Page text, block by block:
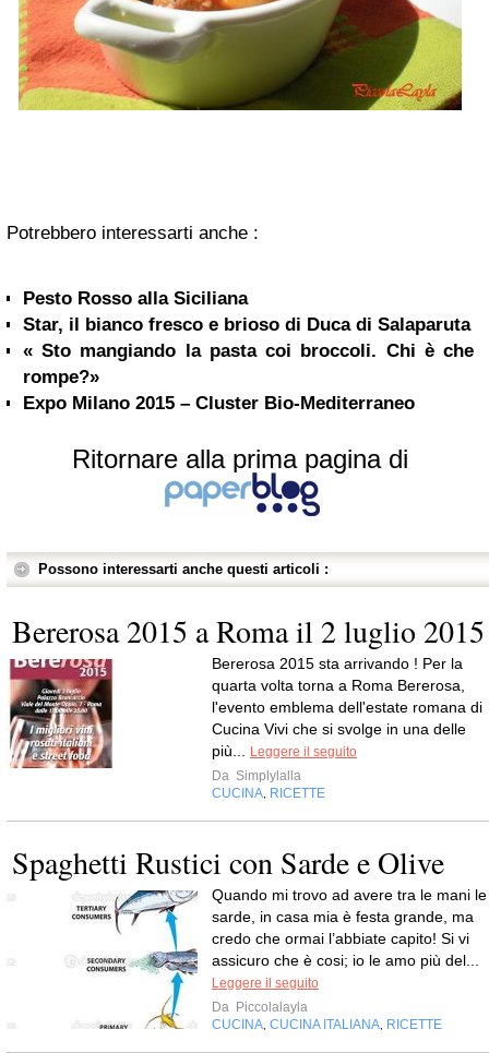
Potrebbero interessarti anche :
Pesto Rosso alla Siciliana
Star, il bianco fresco e brioso di Duca di Salaparuta
« Sto mangiando la pasta coi broccoli. Chi è che
rompe?»
Expo Milano 2015 – Cluster Bio-Mediterraneo
Ritornare alla prima pagina di
Possono interessarti anche questi articoli :
Bererosa 2015 a Roma il 2 luglio 2015
Bererosa 2015 sta arrivando ! Per la
quarta volta torna a Roma Bererosa,
l'evento emblema dell'estate romana di
Cucina Vivi che si svolge in una delle
più...
Leggere il seguito
Da Simplylalla
CUCINA RICETTE
Spaghetti Rustici con Sarde e Olive
Quando mi trovo ad avere tra le mani le
sarde, in casa mia è festa grande, ma
credo che ormai l’abbiate capito! Si vi
assicuro che è cosi; io le amo più del...
Leggere il seguito
Da Piccolalayla
CUCINA CUCINA ITALIANA RICETTE